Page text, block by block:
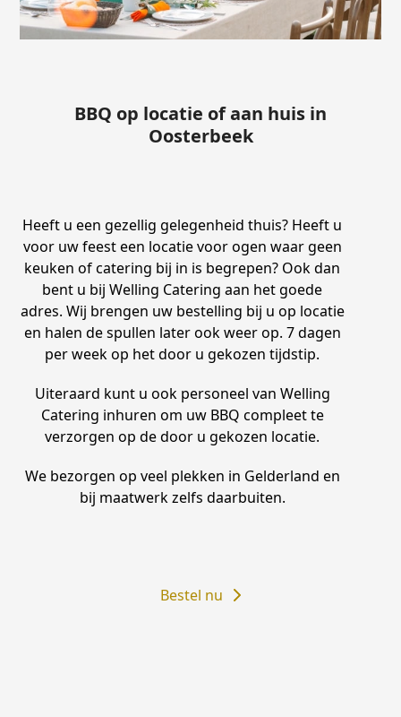
BBQ op locatie of aan huis in
Oosterbeek
Heeft u een gezellig gelegenheid thuis? Heeft u
voor uw feest een locatie voor ogen waar geen
keuken of catering bij in is begrepen? Ook dan
bent u bij Welling Catering aan het goede
adres. Wij brengen uw bestelling bij u op locatie
en halen de spullen later ook weer op. 7 dagen
per week op het door u gekozen tijdstip.
Uiteraard kunt u ook personeel van Welling
Catering inhuren om uw BBQ compleet te
verzorgen op de door u gekozen locatie.
We bezorgen op veel plekken in Gelderland en
bij maatwerk zelfs daarbuiten.
Bestel nu